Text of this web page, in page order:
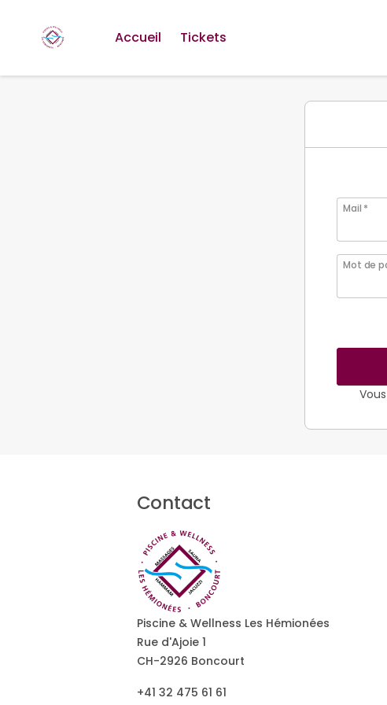
Accueil Tickets
Mail *
Mot de
Contact
Piscine & Wellness Les Hémionées
Rue d'Ajoie 1
CH-2926 Boncourt
+41 32 475 61 61